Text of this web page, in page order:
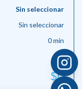
Sin seleccionar
Sin seleccionar
0min
$0